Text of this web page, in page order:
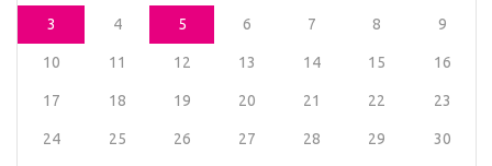
3 4 5 6 7 8 9
10 11 12 13 14 15 16
17 18 19 20 21 22 23
24 25 26 27 28 29 30